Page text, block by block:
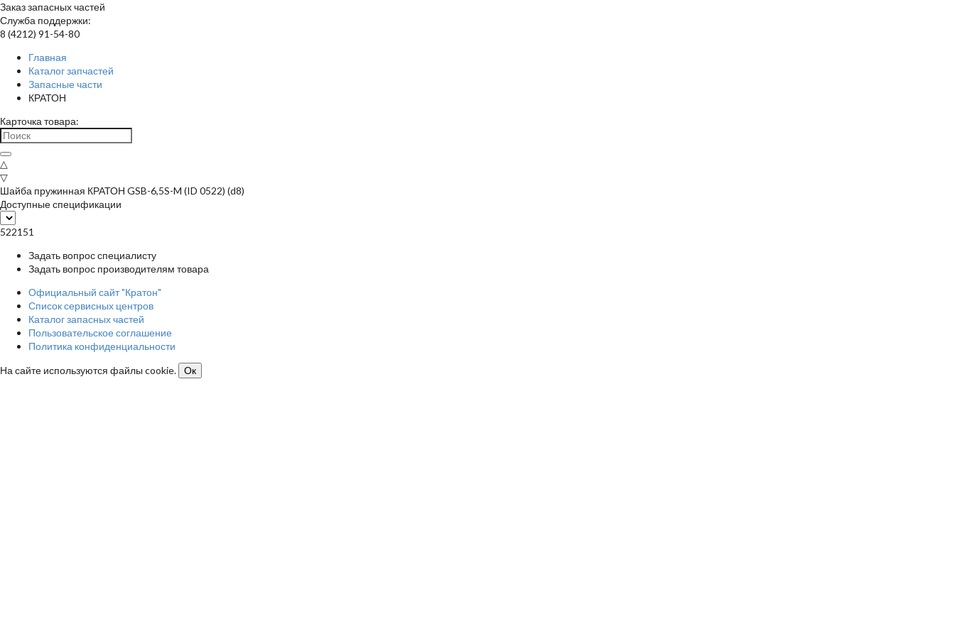
Заказ запасных частей
Служба поддержки:
8 (4212) 91-54-80
Главная
Каталог запчастей
Запасные части
КРАТОН
Карточка товара:
△
▽
Шайба пружинная КРАТОН GSB-6,5S-M (ID 0522) (d8)
Доступные спецификации
522151
Задать вопрос специалисту
Задать вопрос производителям товара
Официальный сайт "Кратон"
Список сервисных центров
Каталог запасных частей
Пользовательское соглашение
Политика конфиденциальности
На сайте используются файлы cookie.
Ок